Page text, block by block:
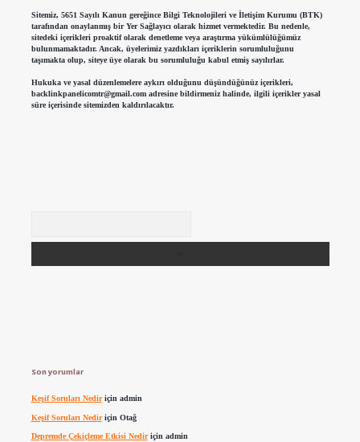
Sitemiz, 5651 Sayılı Kanun gereğince Bilgi Teknolojileri ve İletişim Kurumu (BTK)
tarafından onaylanmış bir Yer Sağlayıcı olarak hizmet vermektedir. Bu nedenle,
sitedeki içerikleri proaktif olarak denetleme veya araştırma yükümlülüğümüz
bulunmamaktadır. Ancak, üyelerimiz yazdıkları içeriklerin sorumluluğunu
taşımakta olup, siteye üye olarak bu sorumluluğu kabul etmiş sayılırlar.
Hukuka ve yasal düzenlemelere aykırı olduğunu düşündüğünüz içerikleri,
backlinkpanelicomtr@gmail.comadresine bildirmeniz halinde, ilgili içerikler yasal
süre içerisinde sitemizden kaldırılacaktır.
Son yorumlar
Keşif Soruları Nediriçin admin
Keşif Soruları Nediriçin Otağ
Depremde Çekiçleme Etkisi Nediriçin admin